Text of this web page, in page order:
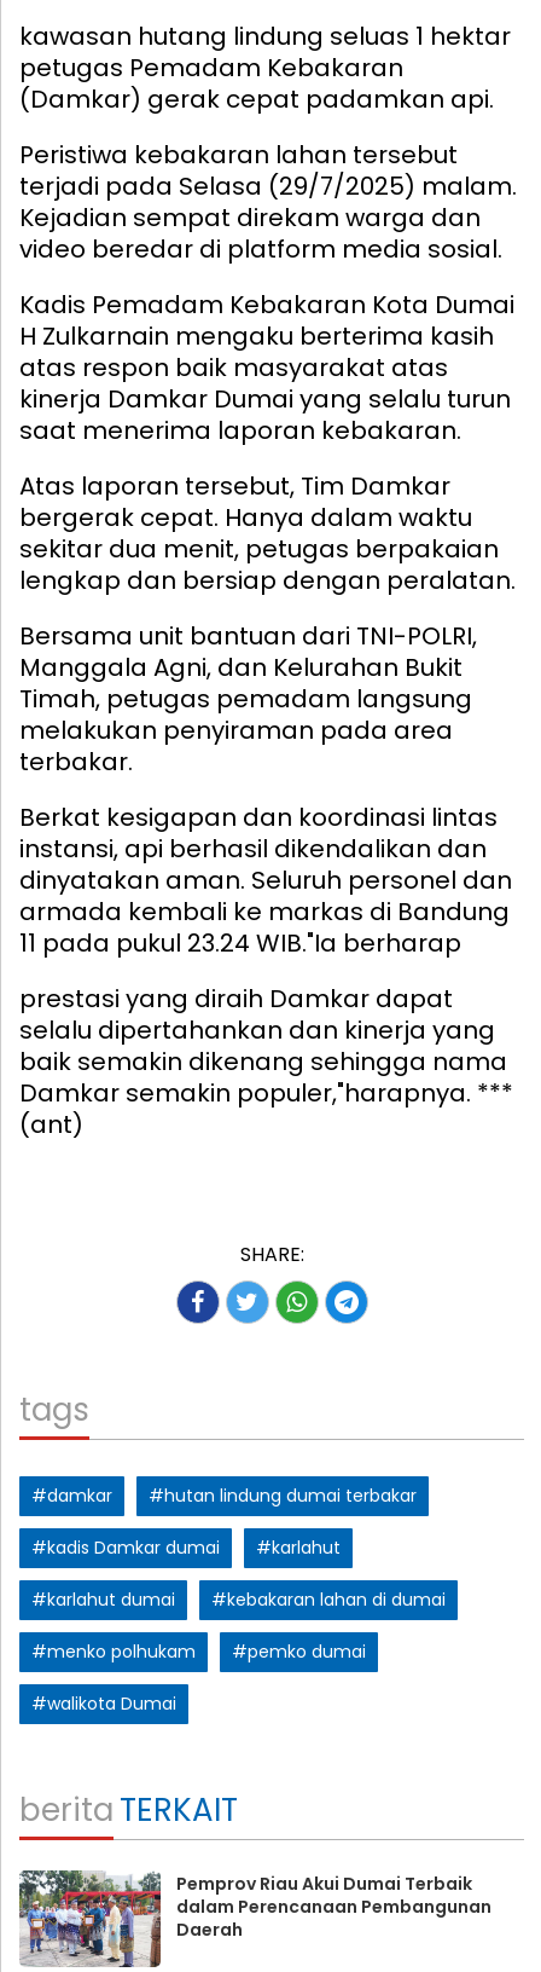
kawasan hutang lindung seluas 1 hektar
petugas Pemadam Kebakaran
(Damkar) gerak cepat padamkan api.
Peristiwa kebakaran lahan tersebut
terjadi pada Selasa (29/7/2025) malam.
Kejadian sempat direkam warga dan
video beredar di platform media sosial.
Kadis Pemadam Kebakaran Kota Dumai
H Zulkarnain mengaku berterima kasih
atas respon baik masyarakat atas
kinerja Damkar Dumai yang selalu turun
saat menerima laporan kebakaran.
Atas laporan tersebut, Tim Damkar
bergerak cepat. Hanya dalam waktu
sekitar dua menit, petugas berpakaian
lengkap dan bersiap dengan peralatan.
Bersama unit bantuan dari TNI-POLRI,
Manggala Agni, dan Kelurahan Bukit
Timah, petugas pemadam langsung
melakukan penyiraman pada area
terbakar.
Berkat kesigapan dan koordinasi lintas
instansi, api berhasil dikendalikan dan
dinyatakan aman. Seluruh personel dan
armada kembali ke markas di Bandung
11 pada pukul 23.24 WIB."Ia berharap
prestasi yang diraih Damkar dapat
selalu dipertahankan dan kinerja yang
baik semakin dikenang sehingga nama
Damkar semakin populer,"harapnya. ***
(ant)
SHARE:
tags
#damkar #hutan lindung dumai terbakar
#kadis Damkar dumai #karlahut
#karlahut dumai #kebakaran lahan di dumai
#menko polhukam #pemko dumai
#walikota Dumai
beritaTERKAIT
Pemprov Riau Akui Dumai Terbaik
dalam Perencanaan Pembangunan
Daerah